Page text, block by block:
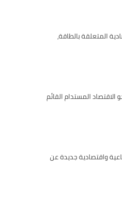
المتعلقة بالطاقة،
الاقتصاد المستدام القائم
اجتماعية واقتصادية جديدة عن